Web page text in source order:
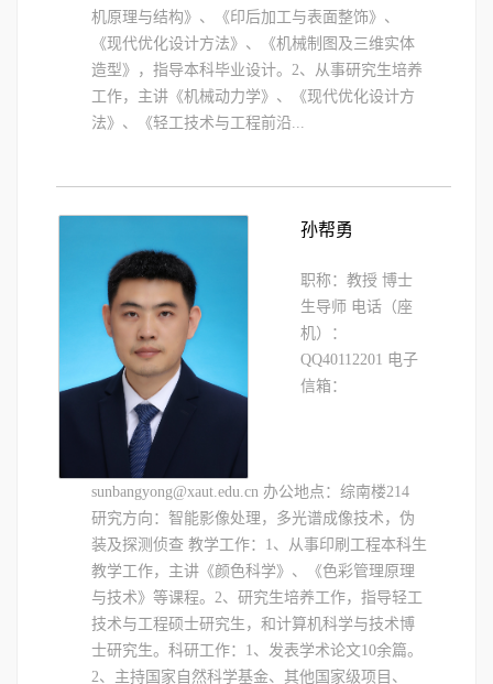
机原理与结构》、《印后加工与表面整饰》、
《现代优化设计方法》、《机械制图及三维实体
造型》，指导本科毕业设计。2、从事研究生培养
工作，主讲《机械动力学》、《现代优化设计方
法》、《轻工技术与工程前沿...
​孙帮勇
职称：教授 博士
生导师 电话（座
机）：
QQ40112201 电子
信箱：
sunbangyong@xaut.edu.cn 办公地点：综南楼214
研究方向：智能影像处理，多光谱成像技术，伪
装及探测侦查 教学工作：1、从事印刷工程本科生
教学工作，主讲《颜色科学》、《色彩管理原理
与技术》等课程。2、研究生培养工作，指导轻工
技术与工程硕士研究生，和计算机科学与技术博
士研究生。科研工作：1、发表学术论文10余篇。
2、主持国家自然科学基金、其他国家级项目、